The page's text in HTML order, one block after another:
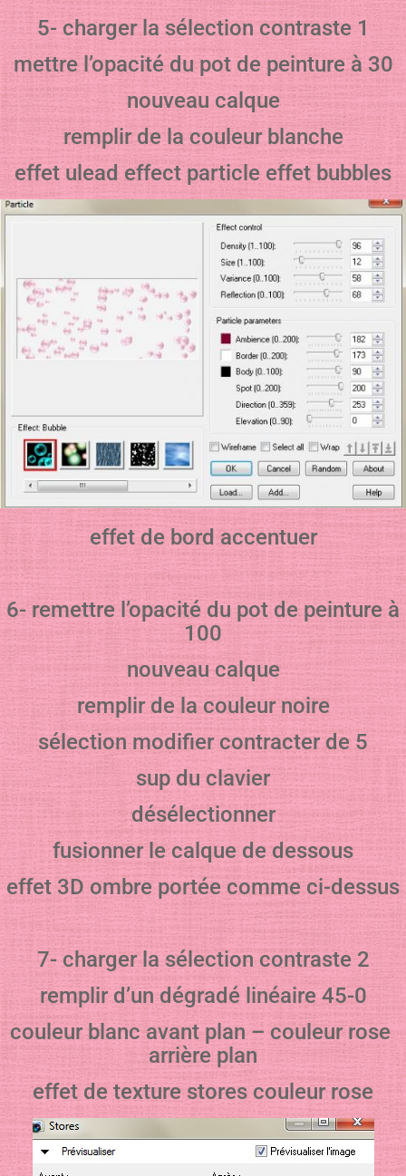
5- charger la sélection contraste 1
mettre l’opacité du pot de peinture à 30
nouveau calque
remplir de la couleur blanche
effet ulead effect particle effet bubbles
effet de bord accentuer
6- remettre l’opacité du pot de peinture à
100
nouveau calque
remplir de la couleur noire
sélection modifier contracter de 5
sup du clavier
désélectionner
fusionner le calque de dessous
effet 3D ombre portée comme ci-dessus
7- charger la sélection contraste 2
remplir d’un dégradé linéaire 45-0
couleur blanc avant plan – couleur rose
arrière plan
effet de texture stores couleur rose